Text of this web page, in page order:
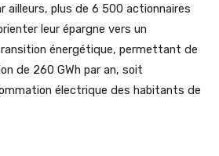
ailleurs, plus de 6 500 actionnaires
leur épargne vers un
énergétique, permettant de
de 260 GWh par an, soit
électrique des habitants de